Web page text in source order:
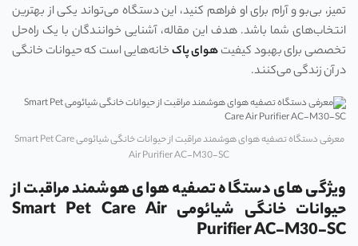
تمیز، بی‌بو و آرام برای او فراهم کنید، این دستگاه می‌تواند یکی از بهترین
انتخاب‌های شما باشد. هدف این مقاله، آشنایی خوانندگان با یک راه‌حل
تخصصی برای بهبود کیفیتهوای پاکخانه‌هایی است که حیوانات خانگی
در آن زندگی می‌کنند.
معرفی دستگاه تصفیه هوای هوشمند مراقبت از حیوانات خانگی شیائومی Smart Pet Care
Air Purifier AC-M30-SC
ویژگی های دستگاه تصفیه هوای هوشمند مراقبت از
حیوانات خانگی شیائومی Smart Pet Care Air
Purifier AC-M30-SC